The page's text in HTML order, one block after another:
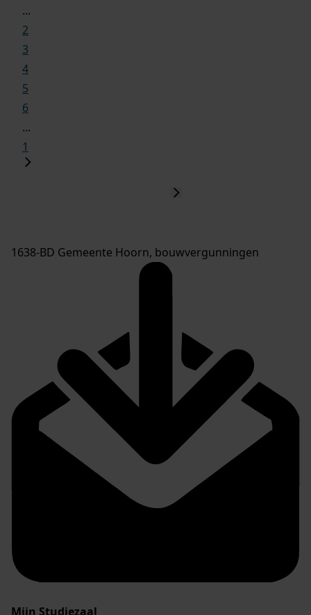
...
2
3
4
5
6
...
1
1638-BD Gemeente Hoorn, bouwvergunningen
Mijn Studiezaal